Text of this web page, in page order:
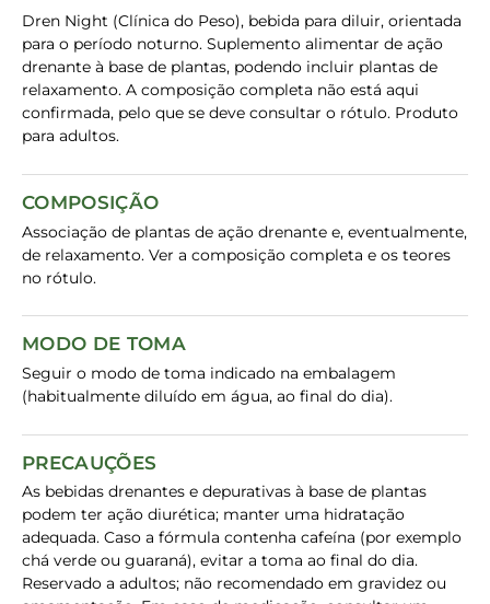
Dren Night (Clínica do Peso), bebida para diluir, orientada
para o período noturno. Suplemento alimentar de ação
drenante à base de plantas, podendo incluir plantas de
relaxamento. A composição completa não está aqui
confirmada, pelo que se deve consultar o rótulo. Produto
para adultos.
COMPOSIÇÃO
Associação de plantas de ação drenante e, eventualmente,
de relaxamento. Ver a composição completa e os teores
no rótulo.
MODO DE TOMA
Seguir o modo de toma indicado na embalagem
(habitualmente diluído em água, ao final do dia).
PRECAUÇÕES
As bebidas drenantes e depurativas à base de plantas
podem ter ação diurética; manter uma hidratação
adequada. Caso a fórmula contenha cafeína (por exemplo
chá verde ou guaraná), evitar a toma ao final do dia.
Reservado a adultos; não recomendado em gravidez ou